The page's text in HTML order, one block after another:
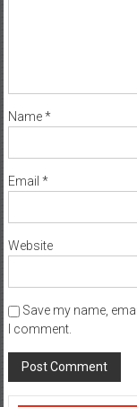
Name*
Email *
Website
Save my name,
I comment.